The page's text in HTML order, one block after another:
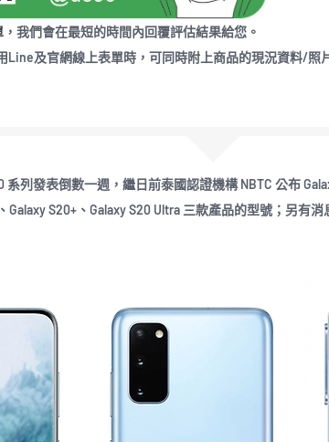
，我們會在最短的時間內回覆評估結果給您。
Line及官網線上表單時，可同時附上商品的現況資料/
系列發表倒數一週，繼日前泰國認證機構 NBTC 公布
S20+、Galaxy S20 Ultra 三款產品的型號；另有